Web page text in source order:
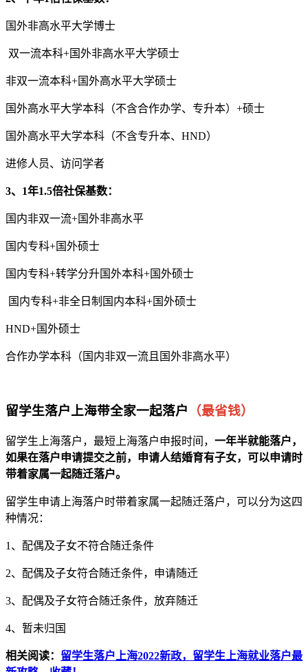
国外非高水平大学博士
双一流本科+国外非高水平大学硕士
非双一流本科+国外高水平大学硕士
国外高水平大学本科（不含合作办学、专升本）+硕士
国外高水平大学本科（不含专升本、HND）
进修人员、访问学者
3、1年1.5倍社保基数：
国内非双一流+国外非高水平
国内专科+国外硕士
国内专科+转学分升国外本科+国外硕士
国内专科+非全日制国内本科+国外硕士
HND+国外硕士
合作办学本科（国内非双一流且国外非高水平）
留学生落户上海带全家一起落户 （最省钱）
留学生上海落户，最短上海落户申报时间， 一年半就能落户，
如果在落户申请提交之前，申请人结婚育有子女，可以申请时
带着家属一起随迁落户。
留学生申请上海落户时带着家属一起随迁落户，可以分为这四
种情况：
1、配偶及子女不符合随迁条件
2、配偶及子女符合随迁条件，申请随迁
3、配偶及子女符合随迁条件，放弃随迁
4、暂未归国
相关阅读： 留学生落户上海2022新政，留学生上海就业落户最